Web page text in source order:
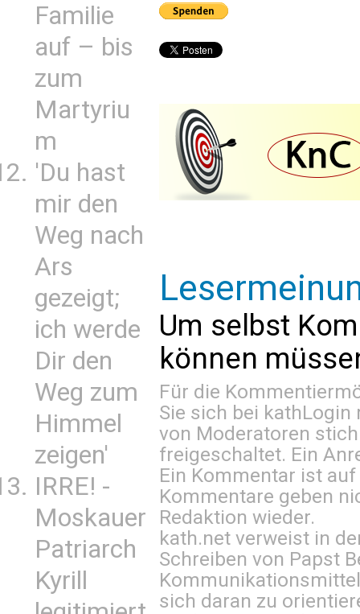
Familie
auf – bis
zum
Martyriu
m
'Du hast
mir den
Weg nach
Ars
gezeigt;
ich werde
Dir den
Weg zum
Himmel
zeigen'
IRRE! -
Moskauer
Patriarch
Kyrill
Um selbst
können
Für die
Sie sich bei kathLogin
von Moderatoren
freigeschaltet. Ein
Ein Kommentar ist
Kommentare geben
Redaktion wieder.
kath.net verweist in
Schreiben von Papst
sich daran zu